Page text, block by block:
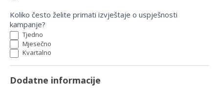
Koliko često želite primati izvještaje o uspješnosti
kampanje?
Tjedno
Mjesečno
Kvartalno
Dodatne informacije